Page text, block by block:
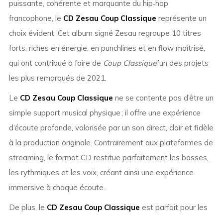
puissante, cohérente et marquante du hip‑hop
francophone, le CD Zesau Coup Classique représente un
choix évident. Cet album signé Zesau regroupe 10 titres
forts, riches en énergie, en punchlines et en flow maîtrisé,
qui ont contribué à faire de Coup Classiquel’un des projets
les plus remarqués de 2021.
Le CD Zesau Coup Classique ne se contente pas d’être un
simple support musical physique ; il offre une expérience
d’écoute profonde, valorisée par un son direct, clair et fidèle
à la production originale. Contrairement aux plateformes de
streaming, le format CD restitue parfaitement les basses,
les rythmiques et les voix, créant ainsi une expérience
immersive à chaque écoute.
De plus, le CD Zesau Coup Classique est parfait pour les